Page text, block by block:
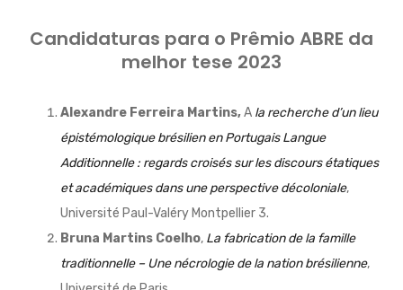
Candidaturas para o Prêmio ABRE da
melhor tese 2023
Alexandre Ferreira Martins,A la recherche d’un lieu
épistémologique brésilien en Portugais Langue
Additionnelle : regards croisés sur les discours étatiques
et académiques dans une perspective décoloniale,
Université Paul-Valéry Montpellier 3.
Bruna Martins Coelho, La fabrication de la famille
traditionnelle – Une nécrologie de la nation brésilienne,